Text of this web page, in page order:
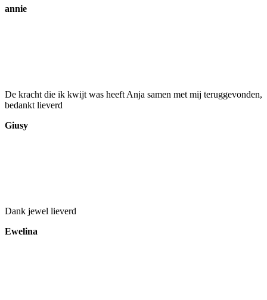
annie
De kracht die ik kwijt was heeft Anja samen met mij teruggevonden,
bedankt lieverd
Giusy
Dank jewel lieverd
Ewelina